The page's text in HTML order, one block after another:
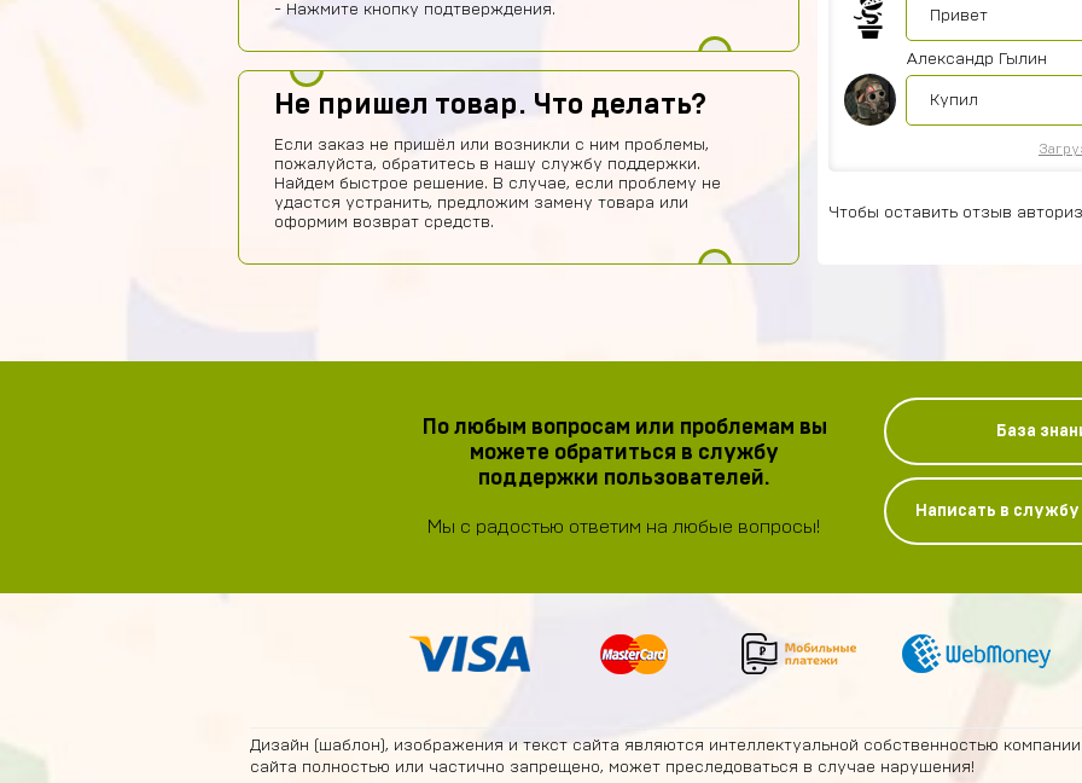
- Нажмите кнопку подтверждения.
Не пришел товар. Что делать?
Если заказ не пришёл или возникли с ним проблемы,
пожалуйста, обратитесь в нашу службу поддержки.
Найдем быстрое решение. В случае, если проблему не
удастся устранить, предложим замену товара или
оформим возврат средств.
Привет
Александр Гылин
Купил
Чтобы оставить отзыв
По любым вопросам или проблемам вы
можете обратиться в службу
поддержки пользователей.
Мы с радостью ответим на любые вопросы!
База
Написать в
Дизайн (шаблон), изображения и текст сайта являются интеллектуальной собственностью
сайта полностью или частично запрещено, может преследоваться в случае нарушения!